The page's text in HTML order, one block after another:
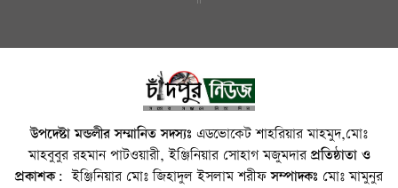
উপদেষ্টা মন্ডলীর সম্মানিত সদস্যঃ এডভোকেট শাহরিয়ার মাহমুদ,মোঃ
মাহবুবুর রহমান পাটওয়ারী, ইঞ্জিনিয়ার সোহাগ মজুমদারপ্রতিষ্ঠাতা ও
প্রকাশক: ইঞ্জিনিয়ার মোঃ জিহাদুল ইসলাম শরীফসম্পাদকঃ মোঃ মামুনুর